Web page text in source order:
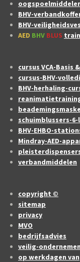
BHV-
BHV-
AED BHV BLUS
cursus VCA-Basis
cursus-BHV-
BHV-herhaling-
schuimblussers-
BHV-EHBO-
Mindray-AED-
verbandmiddelen
copyright ©
sitemap
privacy
MVO
bedrijfsadvies
veilig-ondernemen
op werkdagen van